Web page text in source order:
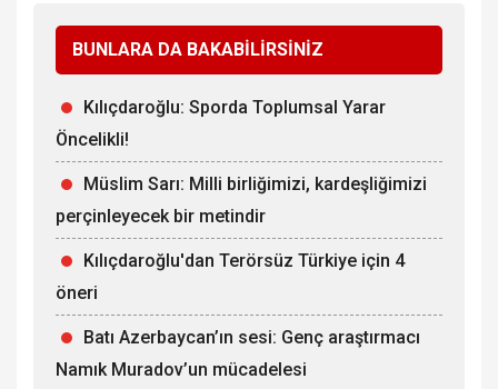
BUNLARA DA BAKABİLİRSİNİZ
Kılıçdaroğlu: Sporda Toplumsal Yarar
Öncelikli!
Müslim Sarı: Milli birliğimizi, kardeşliğimizi
perçinleyecek bir metindir
Kılıçdaroğlu'dan Terörsüz Türkiye için 4
öneri
Batı Azerbaycan’ın sesi: Genç araştırmacı
Namık Muradov’un mücadelesi